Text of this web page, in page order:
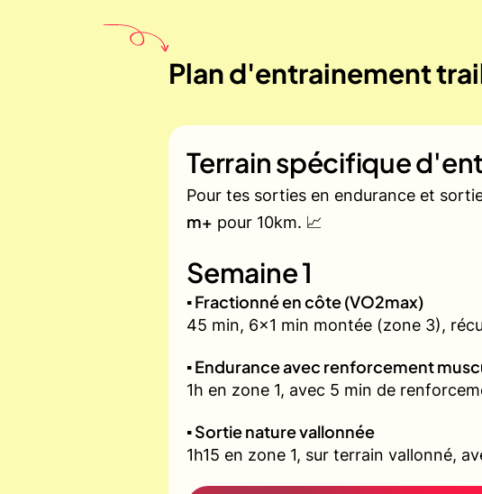
Plan d'entrainement
Terrain spécifique
Pour tes sorties en endurance et
m+ pour 10km. 📈
Semaine 1
▪️ Fractionné en côte (VO2max)
45 min, 6x1 min montée (zone 3),
▪️ Endurance avec renforcement
1h en zone 1, avec 5 min de
▪️ Sortie nature vallonnée
1h15 en zone 1, sur terrain vallonné,